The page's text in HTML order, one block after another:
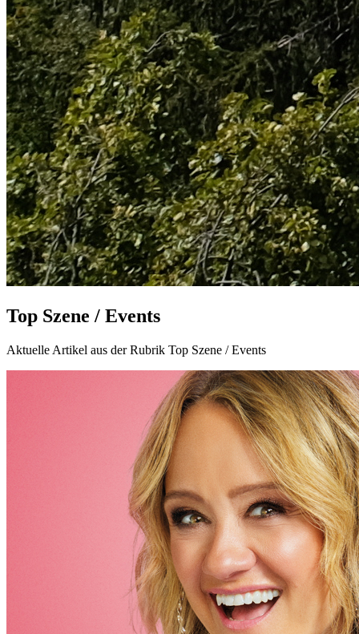
Top Szene / Events
Aktuelle Artikel aus der Rubrik Top Szene / Events